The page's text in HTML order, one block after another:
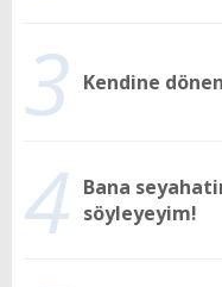
3 Kendine
4 Bana
söyleyeyim!